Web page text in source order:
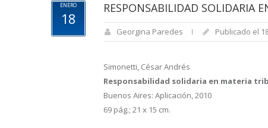
ENERO
18
RESPONSABILIDAD SOLIDARIA
Georgina Paredes Publicado el
Simonetti, César Andrés
Responsabilidad solidaria en materia
Buenos Aires: Aplicación, 2010
69 pág.; 21 x 15 cm.